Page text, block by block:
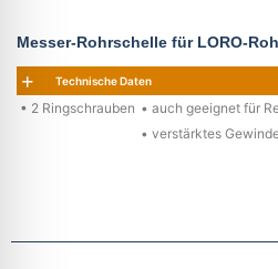
Messer-Rohrschelle für LORO-
Technische Daten
• 2 Ringschrauben • auch geeignet für
• verstärktes